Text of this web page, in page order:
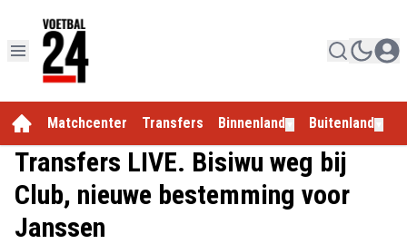
Matchcenter Transfers Binnenland Buitenland
Transfers LIVE. Bisiwu weg bij
Club, nieuwe bestemming voor
Janssen